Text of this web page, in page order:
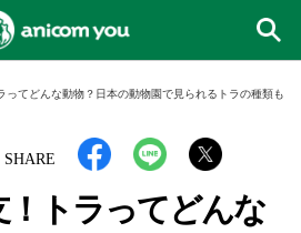
ってどんな動物？日本の動物園で見られるトラの種類も
SHARE
！トラってどんな